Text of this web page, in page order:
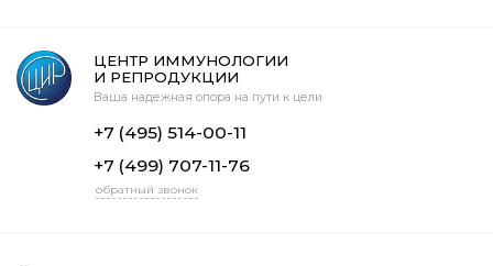
ЦЕНТР ИММУНОЛОГИИ
И РЕПРОДУКЦИИ
Ваша надежная опора на пути к цели
+7 (495) 514-00-11
+7 (499) 707-11-76
обратный звонок